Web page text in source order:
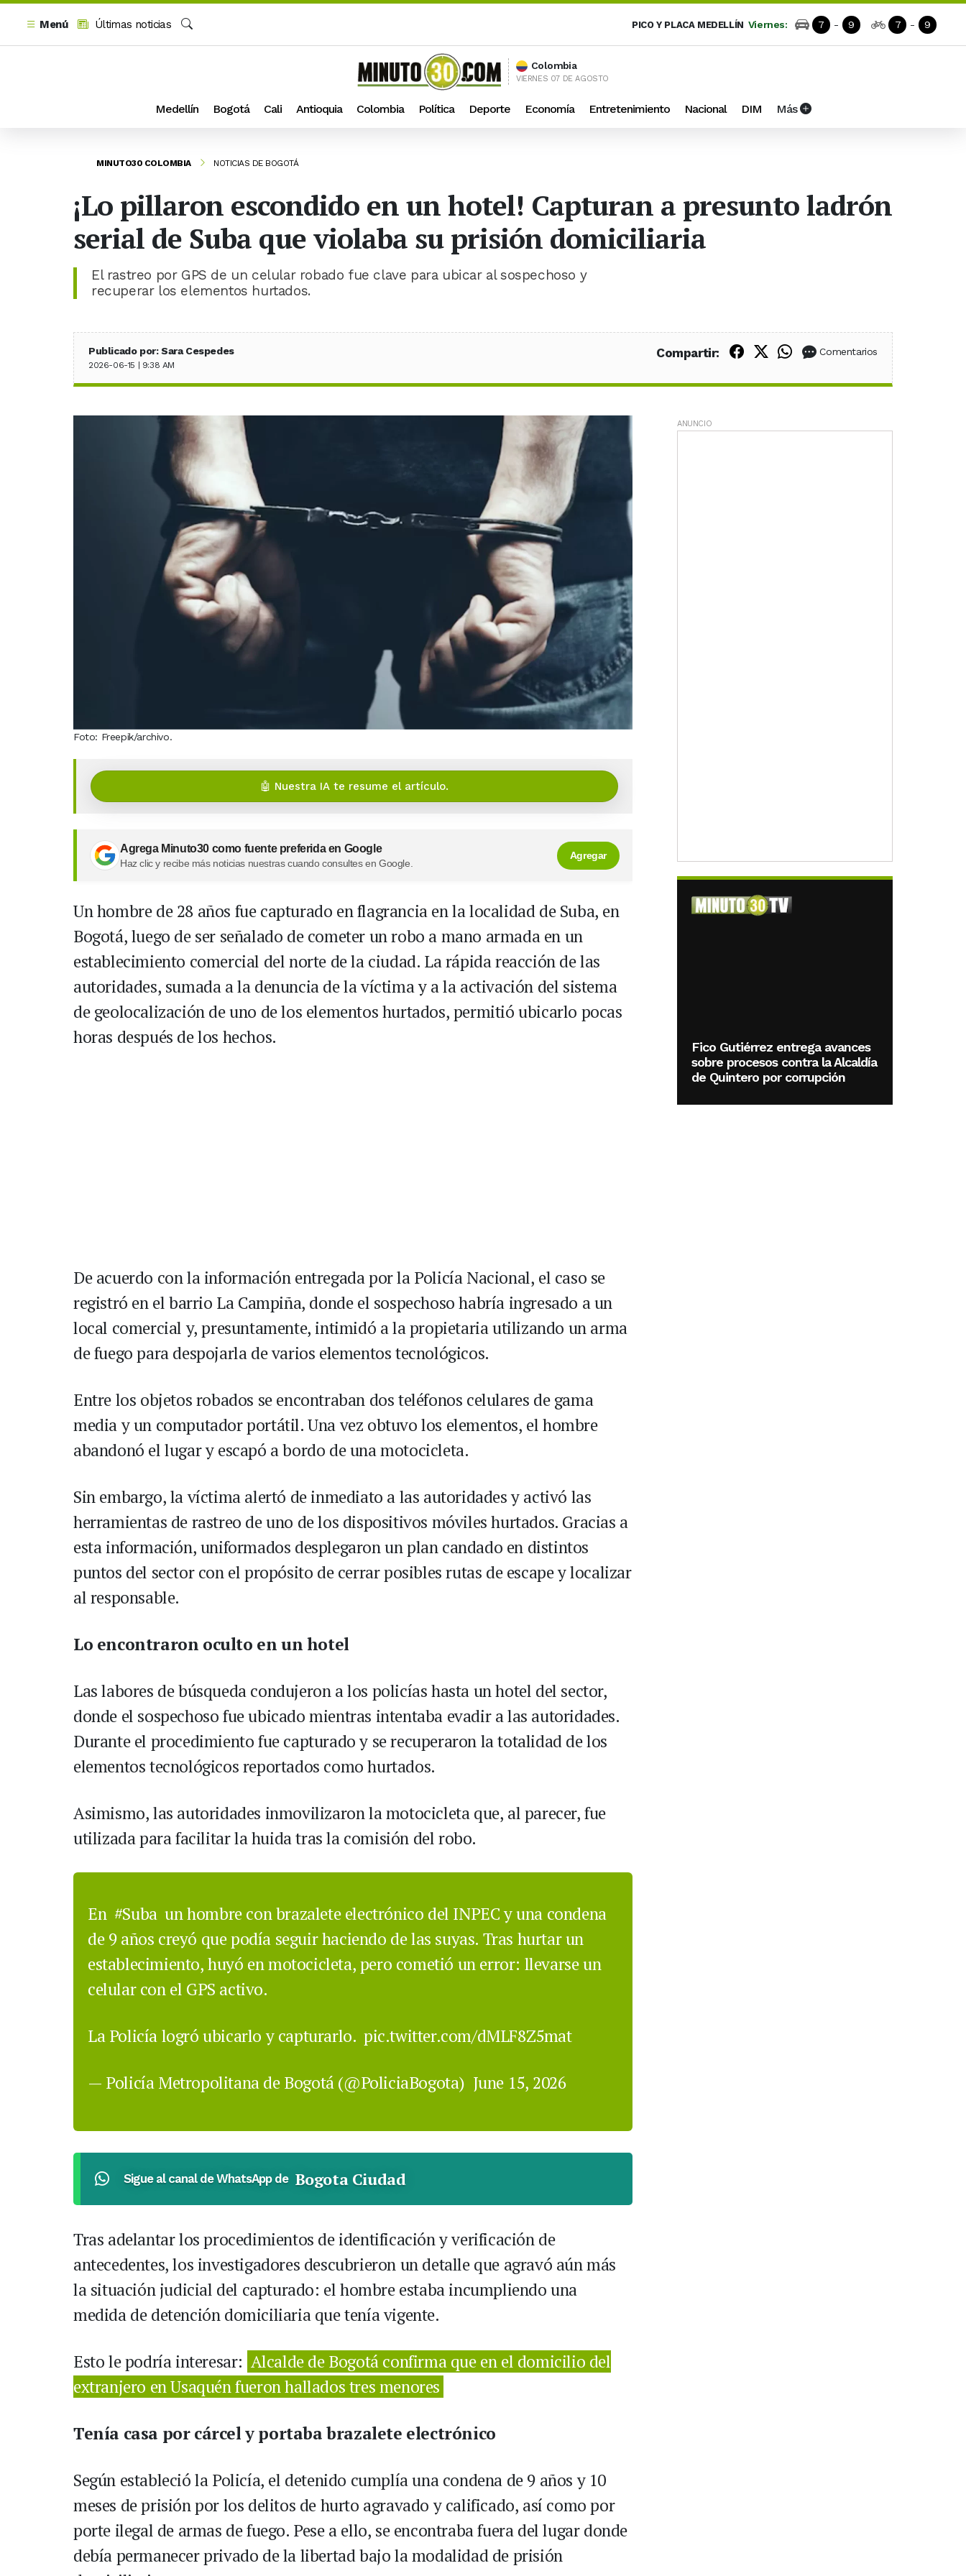
Menú
Últimas noticias
PICO Y PLACA MEDELLÍN Viernes: 7 - 9 7 - 9
Colombia
VIERNES 07 DE AGOSTO
Medellín Bogotá Cali Antioquia Colombia Política Deporte Economía Entretenimiento Nacional DIM Más
MINUTO30 COLOMBIA NOTICIAS DE BOGOTÁ
¡Lo pillaron escondido en un hotel! Capturan a presunto ladrón
serial de Suba que violaba su prisión domiciliaria
El rastreo por GPS de un celular robado fue clave para ubicar al sospechoso y
recuperar los elementos hurtados.
Publicado por: Sara Cespedes
2026-06-15 | 9:38 AM
Compartir: Compartir en Facebook
Compartir en X (Twitter)
Compartir en WhatsApp
Comentarios
Foto: Freepik/archivo.
🤖 Nuestra IA te resume el artículo.
Agrega Minuto30 como fuente preferida en Google
Haz clic y recibe más noticias nuestras cuando consultes en Google.
Agregar
Un hombre de 28 años fue capturado en flagrancia en la localidad de Suba, en
Bogotá, luego de ser señalado de cometer un robo a mano armada en un
establecimiento comercial del norte de la ciudad. La rápida reacción de las
autoridades, sumada a la denuncia de la víctima y a la activación del sistema
de geolocalización de uno de los elementos hurtados, permitió ubicarlo pocas
horas después de los hechos.
De acuerdo con la información entregada por la Policía Nacional, el caso se
registró en el barrio La Campiña, donde el sospechoso habría ingresado a un
local comercial y, presuntamente, intimidó a la propietaria utilizando un arma
de fuego para despojarla de varios elementos tecnológicos.
Entre los objetos robados se encontraban dos teléfonos celulares de gama
media y un computador portátil. Una vez obtuvo los elementos, el hombre
abandonó el lugar y escapó a bordo de una motocicleta.
Sin embargo, la víctima alertó de inmediato a las autoridades y activó las
herramientas de rastreo de uno de los dispositivos móviles hurtados. Gracias a
esta información, uniformados desplegaron un plan candado en distintos
puntos del sector con el propósito de cerrar posibles rutas de escape y localizar
al responsable.
Lo encontraron oculto en un hotel
Las labores de búsqueda condujeron a los policías hasta un hotel del sector,
donde el sospechoso fue ubicado mientras intentaba evadir a las autoridades.
Durante el procedimiento fue capturado y se recuperaron la totalidad de los
elementos tecnológicos reportados como hurtados.
Asimismo, las autoridades inmovilizaron la motocicleta que, al parecer, fue
utilizada para facilitar la huida tras la comisión del robo.
En #Suba un hombre con brazalete electrónico del INPEC y una condena
de 9 años creyó que podía seguir haciendo de las suyas. Tras hurtar un
establecimiento, huyó en motocicleta, pero cometió un error: llevarse un
celular con el GPS activo.
La Policía logró ubicarlo y capturarlo. pic.twitter.com/dMLF8Z5mat
— Policía Metropolitana de Bogotá (@PoliciaBogota) June 15, 2026
Sigue al canal de WhatsApp de Bogota Ciudad
Tras adelantar los procedimientos de identificación y verificación de
antecedentes, los investigadores descubrieron un detalle que agravó aún más
la situación judicial del capturado: el hombre estaba incumpliendo una
medida de detención domiciliaria que tenía vigente.
Esto le podría interesar: Alcalde de Bogotá confirma que en el domicilio del
extranjero en Usaquén fueron hallados tres menores
Tenía casa por cárcel y portaba brazalete electrónico
Según estableció la Policía, el detenido cumplía una condena de 9 años y 10
meses de prisión por los delitos de hurto agravado y calificado, así como por
porte ilegal de armas de fuego. Pese a ello, se encontraba fuera del lugar donde
debía permanecer privado de la libertad bajo la modalidad de prisión
ANUNCIO
Fico Gutiérrez entrega avances
sobre procesos contra la Alcaldía
de Quintero por corrupción